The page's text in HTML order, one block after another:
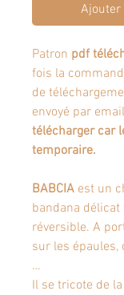
Ajouter
Patron pdf
fois la
de
envoyé par
télécharger car
temporaire.
BABCIA est un
bandana
réversible. A
sur les épaules,
…
Il se tricote de